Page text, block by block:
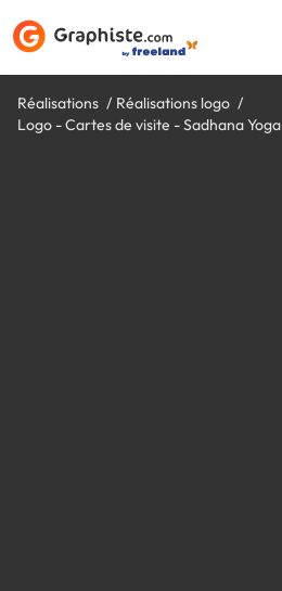
Réalisations
Réalisations logo
Logo - Cartes de visite - Sadhana Yoga